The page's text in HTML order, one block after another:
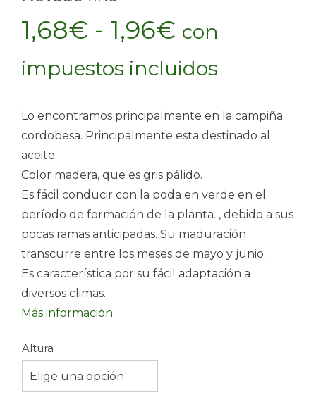
1,68€ - 1,96€ Rango
de
precios:
desde
1,68€
hasta
1,96€
con
impuestos incluidos
Lo encontramos principalmente en la campiña
cordobesa. Principalmente esta destinado al
aceite.
Color madera, que es gris pálido.
Es fácil conducir con la poda en verde en el
período de formación de la planta. , debido a sus
pocas ramas anticipadas. Su maduración
transcurre entre los meses de mayo y junio.
Es característica por su fácil adaptación a
diversos climas.
Más información
Altura
Elige una opción